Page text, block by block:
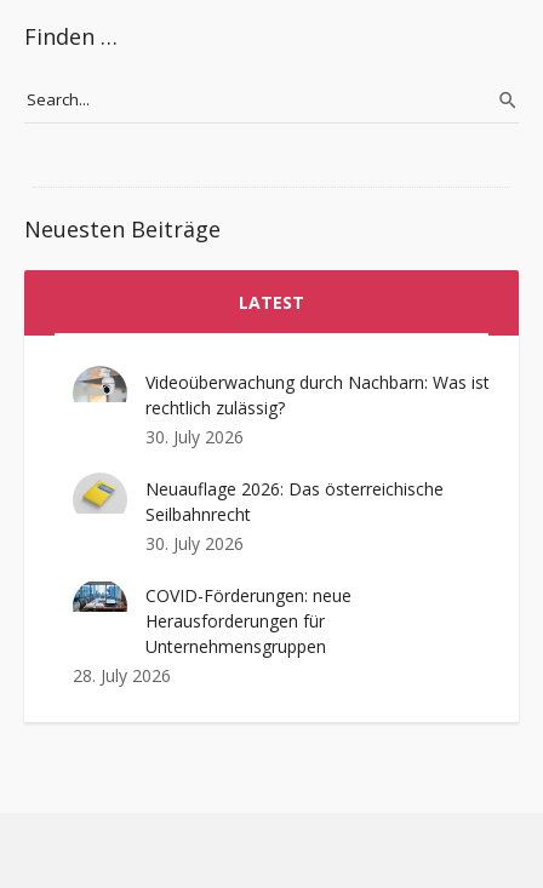
Finden …
Neuesten Beiträge
LATEST
Videoüberwachung durch Nachbarn: Was ist
rechtlich zulässig?
30. July 2026
Neuauflage 2026: Das österreichische
Seilbahnrecht
30. July 2026
COVID-Förderungen: neue
Herausforderungen für
Unternehmensgruppen
28. July 2026